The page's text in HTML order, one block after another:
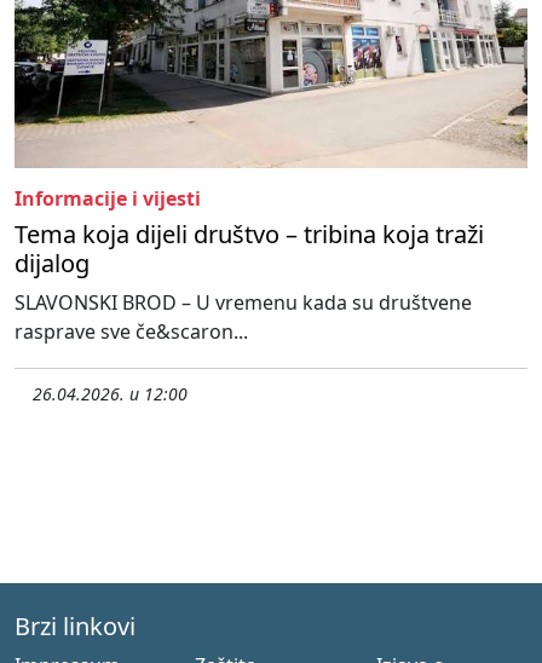
Informacije i vijesti
Tema koja dijeli društvo – tribina koja traži
dijalog
SLAVONSKI BROD – U vremenu kada su društvene
rasprave sve če&scaron...
26.04.2026. u 12:00
Brzi linkovi